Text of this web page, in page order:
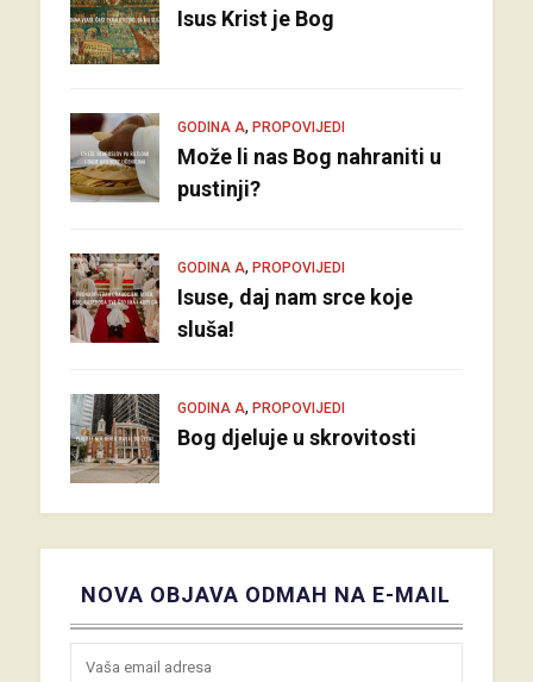
Isus Krist je Bog
GODINA A, PROPOVIJEDI
Može li nas Bog nahraniti u
pustinji?
GODINA A, PROPOVIJEDI
Isuse, daj nam srce koje
sluša!
GODINA A, PROPOVIJEDI
Bog djeluje u skrovitosti
NOVA OBJAVA ODMAH NA E-MAIL